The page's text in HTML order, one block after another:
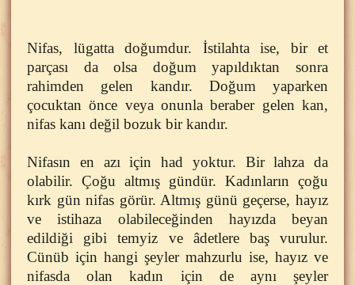
Nifas, lügatta doğumdur. İstilahta ise, bir et
parçası da olsa doğum yapıldıktan sonra
rahimden gelen kandır. Doğum yaparken
çocuktan önce veya onunla beraber gelen kan,
nifas kanı değil bozuk bir kandır.
Nifasın en azı için had yoktur. Bir lahza da
olabilir. Çoğu altmış gündür. Kadınların çoğu
kırk gün nifas görür. Altmış günü geçerse, hayız
ve istihaza olabileceğinden hayızda beyan
edildiği gibi temyiz ve âdetlere baş vurulur.
Cünüb için hangi şeyler mahzurlu ise, hayız ve
nifasda olan kadın için de aynı şeyler